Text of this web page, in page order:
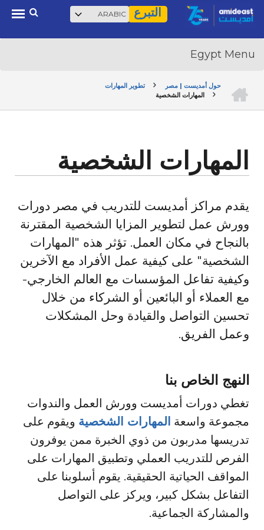
بحث التبرع Select
your
BREADCRUMB
حول أمديست | مصر
تطوير المهارات
المهارات الشخصية
المهارات الشخصية
يقدم مراكز أمديست للتدريب في مصر دورات
وورش عمل لتطوير المزايا الشخصية المقترنة
بالنجاح في مكان العمل. تؤثر هذه "المهارات
الشخصية" على كيفية عمل الأفراد مع الآخرين
وكيفية تفاعل المؤسسات مع العالم الخارجي-
مع العملاء أو البائعين أو الشركاء من خلال
تحسين التواصل والقيادة وحل المشكلات
وعمل الفريق.
النهج الخاص بنا
تغطي دورات أمديست وورش العمل والندوات
مجموعة واسعةالمهارات الشخصيةويقوم على
تدريسها مدربون من ذوي الخبرة ممن يوفرون
الفرص للتدريب العملي وتطبيق المهارات على
المواقف الحياتية الحقيقية. يقوم أسلوبنا على
التفاعل بشكل كبير، ويركز على التواصل
والمشاركة الجماعية.